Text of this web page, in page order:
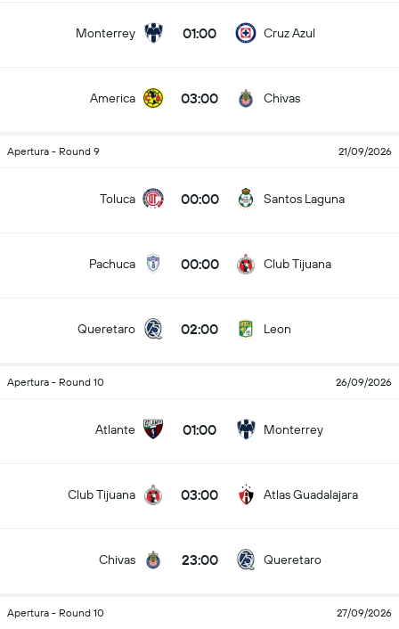
Monterrey 01:00 Cruz Azul
America 03:00 Chivas
Apertura - Round 9 21/09/2026
Toluca 00:00 Santos Laguna
Pachuca 00:00 Club Tijuana
Queretaro 02:00 Leon
Apertura - Round 10 26/09/2026
Atlante 01:00 Monterrey
Club Tijuana 03:00 Atlas Guadalajara
Chivas 23:00 Queretaro
Apertura - Round 10 27/09/2026